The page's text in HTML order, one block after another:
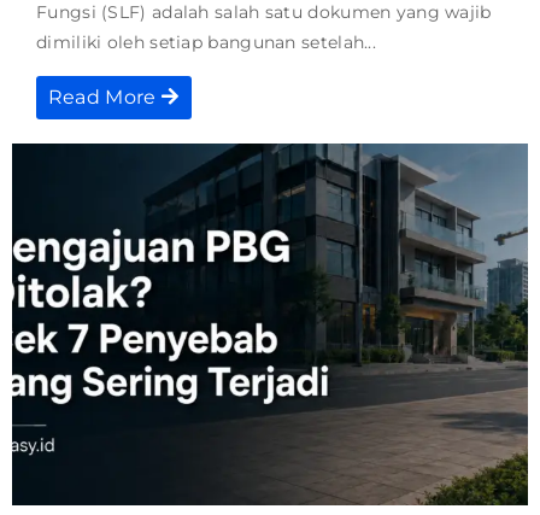
Fungsi (SLF) adalah salah satu dokumen yang wajib
dimiliki oleh setiap bangunan setelah...
Read More